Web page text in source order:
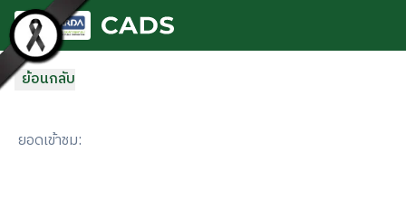
ข้ามไปยังเนื้อหาหลัก
ย้อนกลับ
ยอดเข้าชม: